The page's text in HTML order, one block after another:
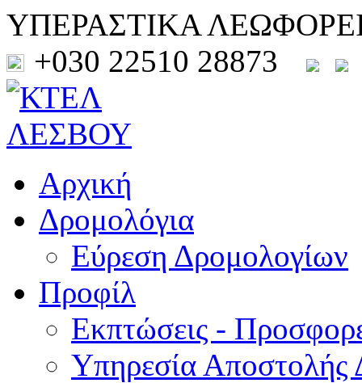
ΥΠΕΡΑΣΤΙΚΑ
+030 22510 28873
Αρχική
Δρομολόγια
Εύρεση Δρομολογίων
Προφίλ
Εκπτώσεις -
Υπηρεσία Αποστολής